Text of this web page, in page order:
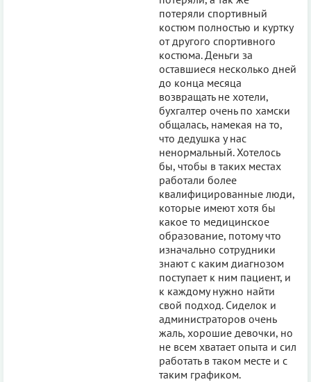
потеряли спортивный
костюм полностью и куртку
от другого спортивного
костюма. Деньги за
оставшиеся несколько дней
до конца месяца
возвращать не хотели,
бухгалтер очень по хамски
общалась, намекая на то,
что дедушка у нас
ненормальный. Хотелось
бы, чтобы в таких местах
работали более
квалифицированные люди,
которые имеют хотя бы
какое то медицинское
образование, потому что
изначально сотрудники
знают с каким диагнозом
поступает к ним пациент, и
к каждому нужно найти
свой подход. Сиделок и
администраторов очень
жаль, хорошие девочки, но
не всем хватает опыта и сил
работать в таком месте и с
таким графиком.